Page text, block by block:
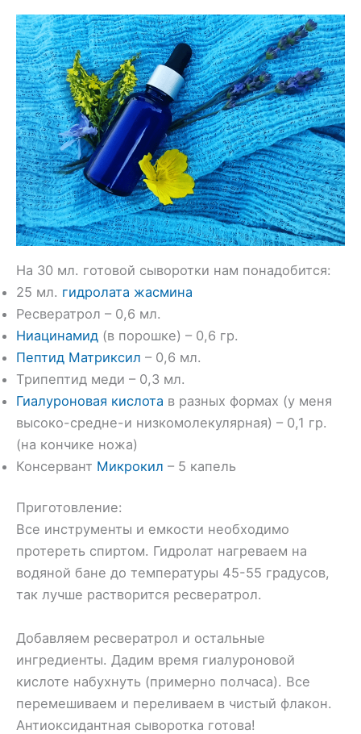
На 30 мл. готовой сыворотки нам понадобится:
25 мл. гидролата жасмина
Ресвератрол – 0,6 мл.
Ниацинамид (в порошке) – 0,6 гр.
Пептид Матриксил – 0,6 мл.
Трипептид меди – 0,3 мл.
Гиалуроновая кислота в разных формах (у меня
высоко-средне-и низкомолекулярная) – 0,1 гр.
(на кончике ножа)
Консервант Микрокил – 5 капель
Приготовление:
Все инструменты и емкости необходимо
протереть спиртом. Гидролат нагреваем на
водяной бане до температуры 45-55 градусов,
так лучше растворится ресвератрол.
Добавляем ресвератрол и остальные
ингредиенты. Дадим время гиалуроновой
кислоте набухнуть (примерно полчаса). Все
перемешиваем и переливаем в чистый флакон.
Антиоксидантная сыворотка готова!